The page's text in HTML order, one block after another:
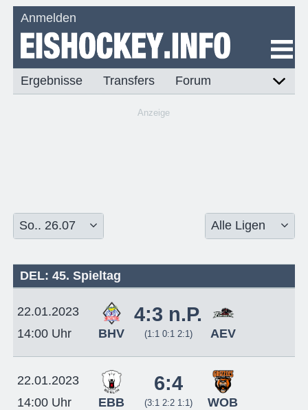
Anmelden
Ergebnisse Transfers Forum
Anzeige
DEL: 45. Spieltag
22.01.2023
14:00 Uhr
BHV
4:3 n.P.
(1:1 0:1 2:1) AEV
22.01.2023
14:00 Uhr
EBB
6:4
(3:1 2:2 1:1) WOB